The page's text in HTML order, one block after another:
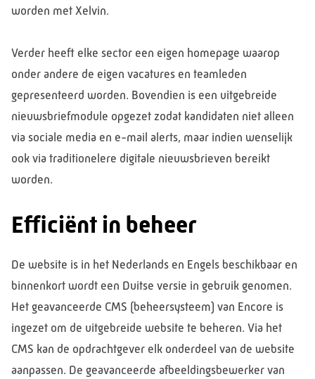
worden met Xelvin.
Verder heeft elke sector een eigen homepage waarop
onder andere de eigen vacatures en teamleden
gepresenteerd worden. Bovendien is een uitgebreide
nieuwsbriefmodule opgezet zodat kandidaten niet alleen
via sociale media en e-mail alerts, maar indien wenselijk
ook via traditionelere digitale nieuwsbrieven bereikt
worden.
Efficiënt in beheer
De website is in het Nederlands en Engels beschikbaar en
binnenkort wordt een Duitse versie in gebruik genomen.
Het geavanceerde CMS (beheersysteem) van Encore is
ingezet om de uitgebreide website te beheren. Via het
CMS kan de opdrachtgever elk onderdeel van de website
aanpassen. De geavanceerde afbeeldingsbewerker van